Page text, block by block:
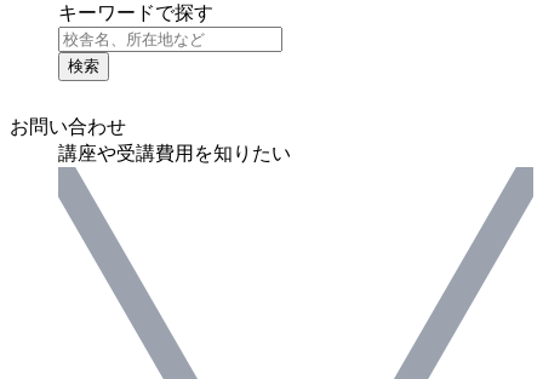
キーワードで探す
検索
お問い合わせ
講座や受講費用を知りたい